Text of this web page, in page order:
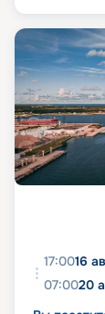
17:0016
07:0020